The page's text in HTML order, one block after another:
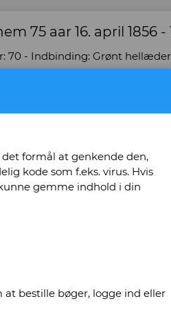
75 aar 16. april 1856 -
70 - Indbinding: Grønt
formål at genkende den,
kode som f.eks. virus. Hvis
gemme indhold i din
at bestille bøger, logge ind eller